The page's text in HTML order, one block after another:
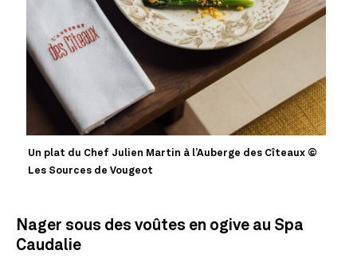
Un plat du Chef Julien Martin à l’Auberge des Cîteaux ©
Les Sources de Vougeot
Nager sous des voûtes en ogive au Spa
Caudalie